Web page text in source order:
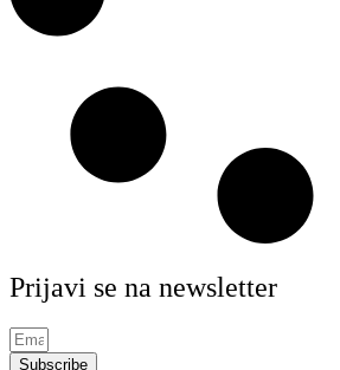
Prijavi se na newsletter
Subscribe